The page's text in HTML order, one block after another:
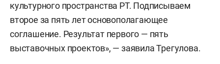
культурного пространства РТ. Подписываем
второе за пять лет основополагающее
соглашение. Результат первого — пять
выставочных проектов», — заявила Трегулова.